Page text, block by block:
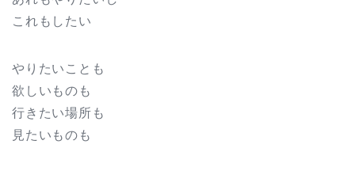
これもしたい
やりたいことも
欲しいものも
行きたい場所も
見たいものも